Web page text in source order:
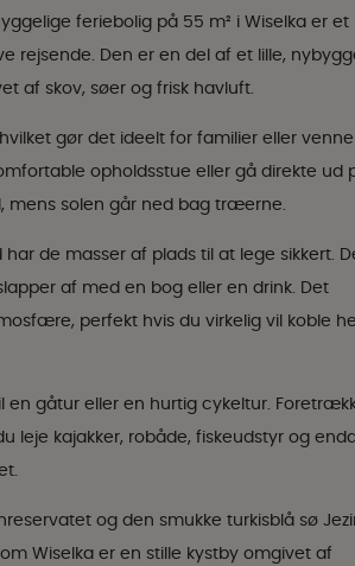
feriebolig på 55 m² i Wiselka er et
rejsende. Den er en del af et lille,
af skov, søer og frisk havluft.
gør det ideelt for familier eller
opholdsstue eller gå direkte ud
mens solen går ned bag træerne.
de masser af plads til at lege sikkert.
af med en bog eller en drink. Det
perfekt hvis du virkelig vil koble
en gåtur eller en hurtig cykeltur.
leje kajakker, robåde, fiskeudstyr og
og den smukke turkisblå sø
Wiselka er en stille kystby omgivet af